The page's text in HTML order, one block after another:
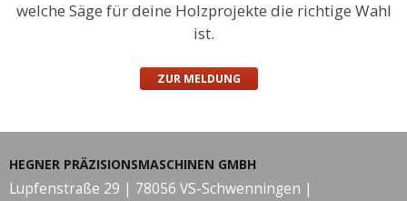
welche Säge für deine Holzprojekte die richtige Wahl
ist.
ZUR MELDUNG
HEGNER PRÄZISIONSMASCHINEN GMBH
Lupfenstraße 29 | 78056 VS-Schwenningen |